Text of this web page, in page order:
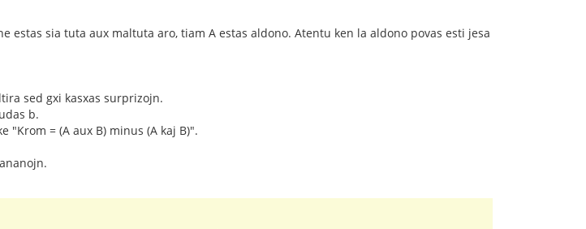
estas sia tuta aux maltuta aro, tiam A estas aldono. Atentu ken la aldono povas esti jesa
sed gxi kasxas surprizojn.
b.
"Krom = (A aux B) minus (A kaj B)".